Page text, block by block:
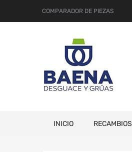
COMPARADOR DE PIEZAS
INICIO RECAMBIOS